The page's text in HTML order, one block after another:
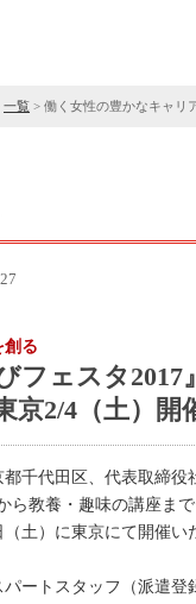
一覧 > 働く女性の豊かなキャリ
創る
フェスタ2017』
京2/4（土）開
都千代田区、代表取締役
ら教養・趣味の講座ま
土）に東京にて開催い
ートスタッフ（派遣